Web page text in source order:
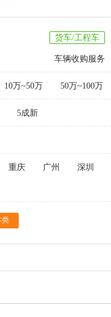
货车/工程车
车辆收购服务
10万~50万 50万~100万
5成新
重庆 广州 深圳